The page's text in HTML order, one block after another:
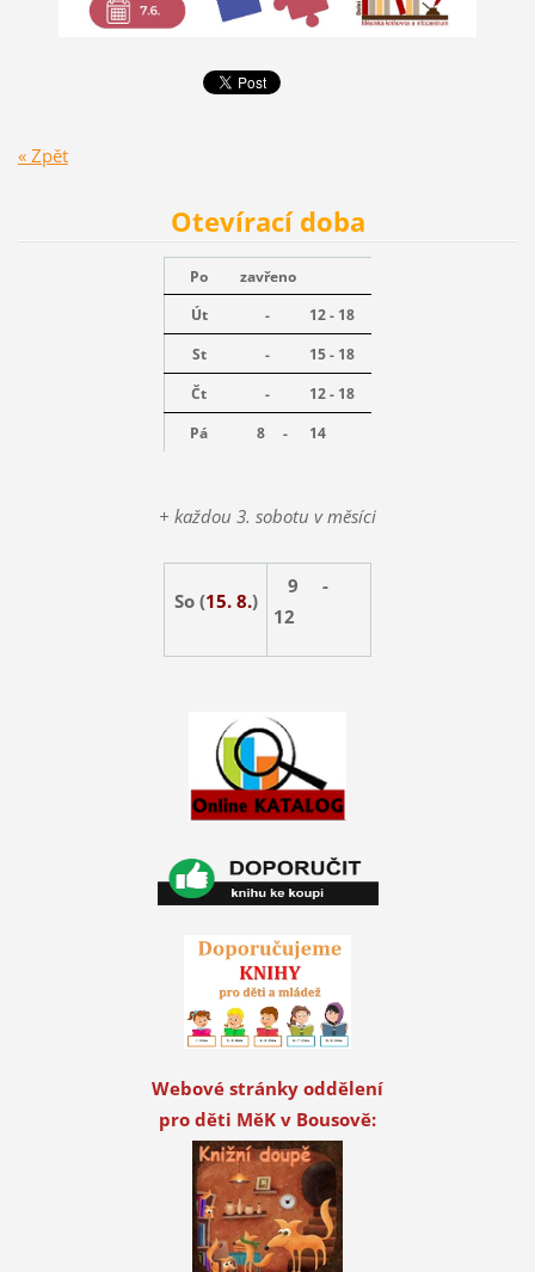
« Zpět
Otevírací doba
Po
zavřeno
Út
-
12 - 18
St
-
15 - 18
Čt
-
12 - 18
Pá
8 - 14
+ každou 3. sobotu v měsíci
So (15. 8.)
9 -
12
Webové stránky oddělení
pro děti MěK v Bousově: